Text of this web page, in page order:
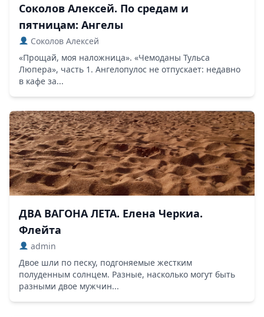
Соколов Алексей. По средам и
пятницам: Ангелы
Соколов Алексей
«Прощай, моя наложница». «Чемоданы Тульса
Люпера», часть 1. Ангелопулос не отпускает: недавно
в кафе за...
ДВА ВАГОНА ЛЕТА. Елена Черкиа.
Флейта
admin
Двое шли по песку, подгоняемые жестким
полуденным солнцем. Разные, насколько могут быть
разными двое мужчин...